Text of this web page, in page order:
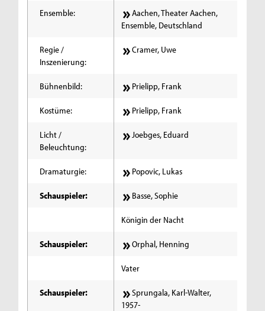
Ensemble:
Aachen, Theater Aachen,
Ensemble, Deutschland
Regie /
Inszenierung:
Cramer, Uwe
Bühnenbild: Prielipp, Frank
Kostüme: Prielipp, Frank
Licht /
Beleuchtung:
Joebges, Eduard
Dramaturgie: Popovic, Lukas
Schauspieler: Basse, Sophie
Königin der Nacht
Schauspieler: Orphal, Henning
Vater
Schauspieler:
Sprungala, Karl-Walter,
1957-